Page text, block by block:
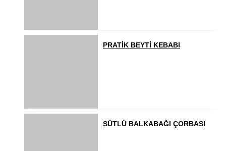
PRATİK BEYTİ KEBABI
SÜTLÜ BALKABAĞI ÇORBASI